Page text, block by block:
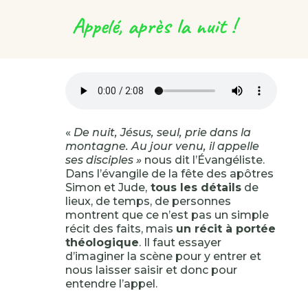
Appelé, après la nuit !
« De nuit, Jésus, seul, prie dans la
montagne. Au jour venu, il appelle
ses disciples » nous dit l’Évangéliste.
Dans l’évangile de la fête des apôtres
Simon et Jude,tous les détailsde
lieux, de temps, de personnes
montrent que ce n’est pas un simple
récit des faits, mais un récit à portée
théologique. Il faut essayer
d’imaginer la scène pour y entrer et
nous laisser saisir et donc pour
entendre l’appel.